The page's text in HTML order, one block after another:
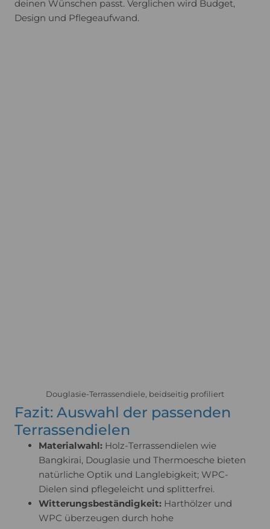
deinen Wünschen passt. Verglichen wird Budget,
Design und Pflegeaufwand.
Douglasie-Terrassendiele, beidseitig profiliert
Fazit: Auswahl der passenden
Terrassendielen
Materialwahl: Holz-Terrassendielen wie
Bangkirai, Douglasie und Thermoesche bieten
natürliche Optik und Langlebigkeit; WPC-
Dielen sind pflegeleicht und splitterfrei.
Witterungsbeständigkeit: Harthölzer und
WPC überzeugen durch hohe